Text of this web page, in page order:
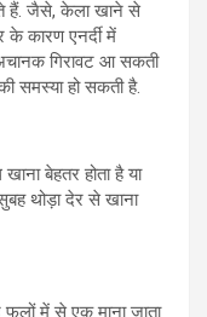
हैं. जैसे, केला खाने से
कारण एनर्दी में
गिरावट आ सकती
समस्या हो सकती है.
बेहतर होता है या
थोड़ा देर से खाना